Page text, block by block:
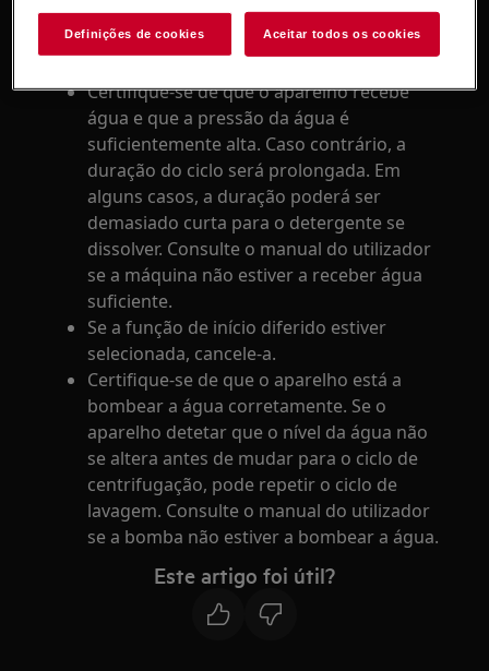
selecionada, cancele-a.
Se a função de enxaguamento extra
Certifique-se de que o aparelho recebe
água e que a pressão da água é
suficientemente alta. Caso contrário, a
duração do ciclo será prolongada. Em
alguns casos, a duração poderá ser
demasiado curta para o detergente se
dissolver. Consulte o manual do utilizador
se a máquina não estiver a receber água
suficiente.
Se a função de início diferido estiver
selecionada, cancele-a.
Certifique-se de que o aparelho está a
bombear a água corretamente. Se o
aparelho detetar que o nível da água não
se altera antes de mudar para o ciclo de
centrifugação, pode repetir o ciclo de
lavagem. Consulte o manual do utilizador
se a bomba não estiver a bombear a água.
Este artigo foi útil?
Definições de cookies Aceitar todos os cookies